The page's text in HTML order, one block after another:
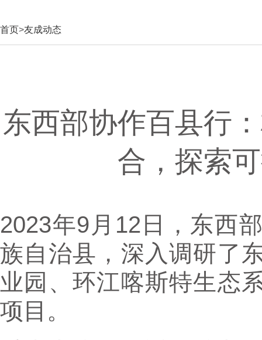
首页>友成动态
东西部协作百县行
合，探索
2023年9月12日，东西
族自治县，深入调研了
业园、环江喀斯特生态
项目。